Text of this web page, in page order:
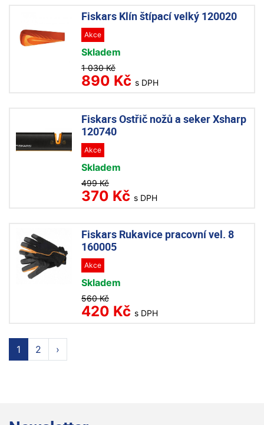
Fiskars Klín štípací velký 120020
Akce
Skladem
1 030 Kč
890 Kč s DPH
Fiskars Ostřič nožů a seker Xsharp
120740
Akce
Skladem
499 Kč
370 Kč s DPH
Fiskars Rukavice pracovní vel. 8
160005
Akce
Skladem
560 Kč
420 Kč s DPH
1 2 ›